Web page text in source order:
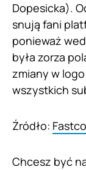
Dopesicka).
snują fani
ponieważ
była zorza
zmiany w
wszystkich
Źródło:
Chcesz być